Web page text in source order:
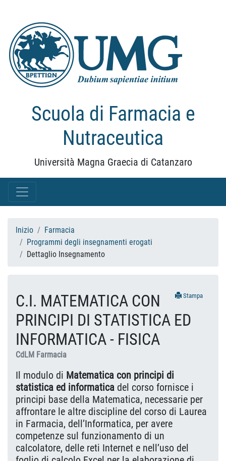
Scuola di Farmacia e
Nutraceutica
Università Magna Graecia di Catanzaro
Inizio
Farmacia
Programmi degli insegnamenti erogati
Dettaglio Insegnamento
Stampa
C.I. MATEMATICA CON
PRINCIPI DI STATISTICA ED
INFORMATICA - FISICA
CdLM Farmacia
Il modulo di Matematica con principi di
statistica ed informatica del corso fornisce i
principi base della Matematica, necessarie per
affrontare le altre discipline del corso di Laurea
in Farmacia, dell’Informatica, per avere
competenze sul funzionamento di un
calcolatore, delle reti Internet e nell’uso del